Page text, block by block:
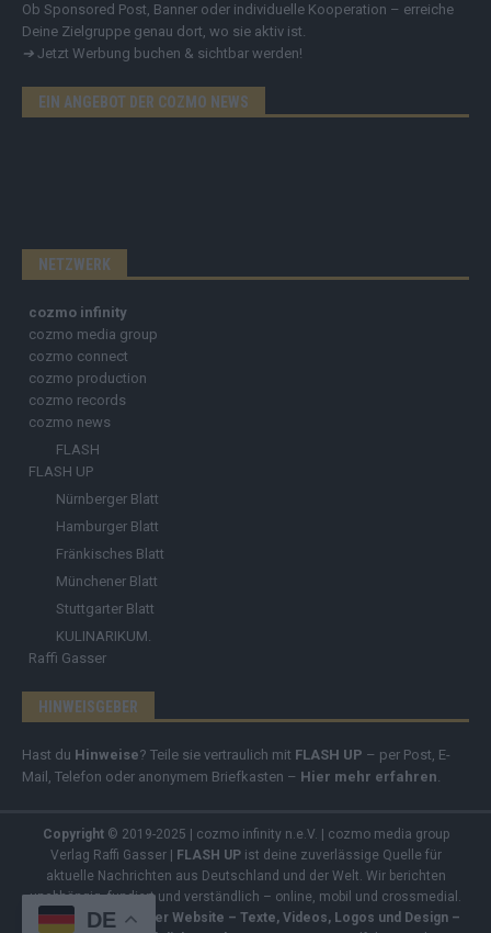
Ob Sponsored Post, Banner oder individuelle Kooperation – erreiche
Deine Zielgruppe genau dort, wo sie aktiv ist.
➔ Jetzt Werbung buchen & sichtbar werden!
EIN ANGEBOT DER COZMO NEWS
NETZWERK
cozmo infinity
cozmo media group
cozmo connect
cozmo production
cozmo records
cozmo news
FLASH
FLASH UP
Nürnberger Blatt
Hamburger Blatt
Fränkisches Blatt
Münchener Blatt
Stuttgarter Blatt
KULINARIKUM.
Raffi Gasser
HINWEISGEBER
Hast du Hinweise? Teile sie vertraulich mit FLASH UP – per Post, E-
Mail, Telefon oder anonymem Briefkasten – Hier mehr erfahren.
Copyright© 2019-2025 | cozmo infinity n.e.V. | cozmo media group
Verlag Raffi Gasser |
FLASH UPist deine zuverlässige Quelle für
aktuelle Nachrichten aus Deutschland und der Welt. Wir berichten
unabhängig, fundiert und verständlich – online, mobil und crossmedial.
Alle Inhalte auf dieser Website – Texte, Videos, Logos und Design –
DE